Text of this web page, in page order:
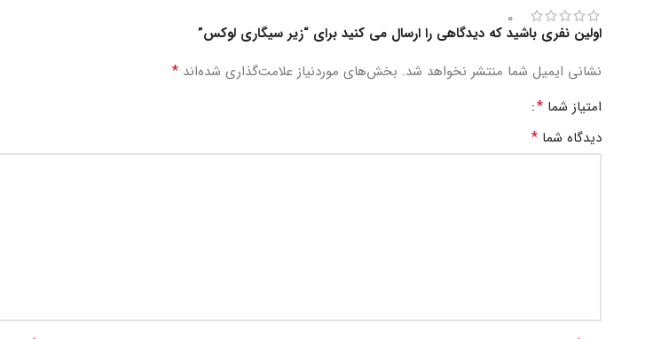
0
اولین نفری باشید که دیدگاهی را ارسال می کنید برای “زیر سیگاری لوکس”
نشانی ایمیل شما منتشر نخواهد شد. بخش‌های موردنیاز علامت‌گذاری شده‌اند *
امتیاز شما *
دیدگاه شما *